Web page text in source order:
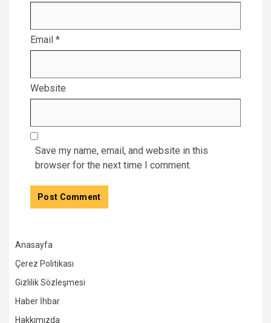
Email *
Website
Save my name, email, and website in this
browser for the next time I comment.
Anasayfa
Çerez Politikası
Gizlilik Sözleşmesi
Haber İhbar
Hakkımızda